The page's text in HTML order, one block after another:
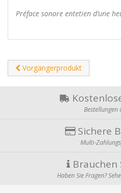
Préface sonore entetien d’une
Vorgängerprodukt
Bestellungen
Sichere
Multi-
Brauchen
Haben Sie Fragen?